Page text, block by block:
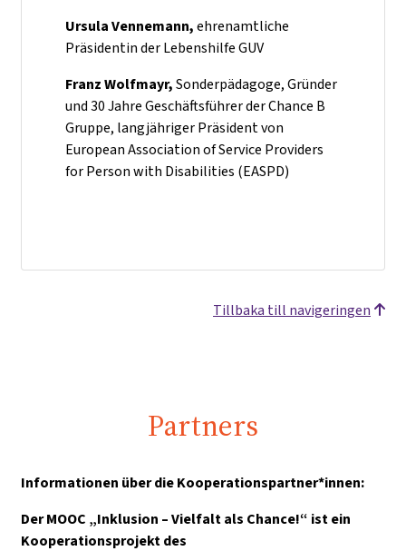
Ursula Vennemann,ehrenamtliche
Präsidentin der Lebenshilfe GUV
Franz Wolfmayr,Sonderpädagoge, Gründer
und 30 Jahre Geschäftsführer der Chance B
Gruppe, langjähriger Präsident von
European Association of Service Providers
for Person with Disabilities (EASPD)
Tillbaka till navigeringen
Partners
Informationen über die Kooperationspartner*innen:
Der MOOC „Inklusion – Vielfalt als Chance!“ ist ein
Kooperationsprojekt des